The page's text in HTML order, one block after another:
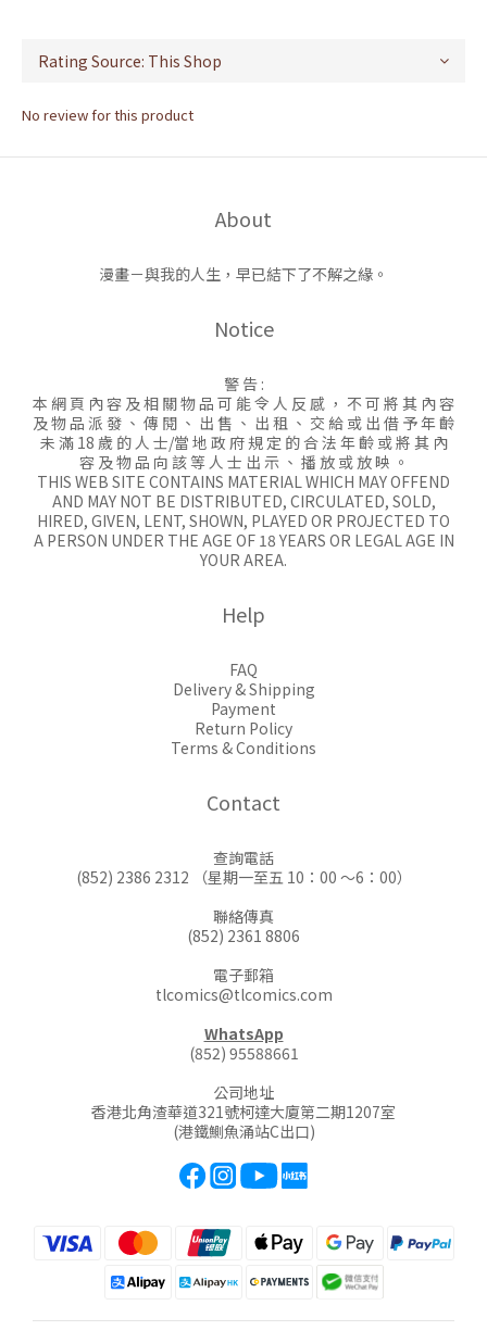
No review for this product
About
漫畫－與我的人生，早已結下了不解之緣。
Notice
警 告 :
本 網 頁 內 容 及 相 關 物 品 可 能 令 人 反 感 ， 不 可 將 其 內 容
及 物 品 派 發 、 傳 閱 、 出 售 、 出 租 、 交 給 或 出 借 予 年 齡
未 滿 18 歲 的 人 士/當 地 政 府 規 定 的 合 法 年 齡 或 將 其 內
容 及 物 品 向 該 等 人 士 出 示 、 播 放 或 放 映 。
THIS WEB SITE CONTAINS MATERIAL WHICH MAY OFFEND
AND MAY NOT BE DISTRIBUTED, CIRCULATED, SOLD,
HIRED, GIVEN, LENT, SHOWN, PLAYED OR PROJECTED TO
A PERSON UNDER THE AGE OF 18 YEARS OR LEGAL AGE IN
YOUR AREA.
Help
FAQ
Delivery & Shipping
Payment
Return Policy
Terms & Conditions
Contact
查詢電話
(852) 2386 2312 （星期一至五 10：00 ～6：00）
聯絡傳真
(852) 2361 8806
電子郵箱
tlcomics@tlcomics.com
WhatsApp
(852) 95588661
公司地址
香港北角渣華道321號柯達大廈第二期1207室
(港鐵鰂魚涌站C出口)